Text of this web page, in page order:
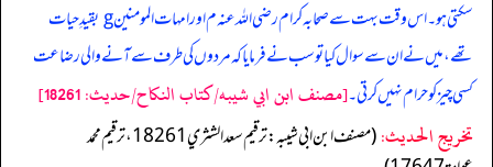
سکتی ہو۔ اس وقت بہت سے صحابہ کرام رضی اللہ عنہ م اور امہات المومنین g بقیدِ حیات
تھے، میں نے ان سے سوال کیا تو سب نے فرمایا کہ مردوں کی طرف سے آنے والی رضاعت
کسی چیز کو حرام نہیں کرتی۔[مصنف ابن ابي شيبه/كتاب النكاح/حدیث: 18261]
تخریج الحدیث:
(مصنف ابن ابي شيبه: ترقيم سعد الشثري 18261، ترقيم محمد